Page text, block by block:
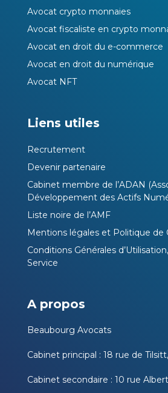
Avocat crypto monnaies
Avocat fiscaliste en crypto
Avocat en droit du e-commerce
Avocat en droit du numérique
Avocat NFT
Liens utiles
Recrutement
Devenir partenaire
Cabinet membre de l’ADAN
Développement des Actifs
Liste noire de l’AMF
Mentions légales et Politique de
Conditions Générales
Service
A propos
Beaubourg Avocats
Cabinet principal : 18 rue de
Cabinet secondaire : 10 rue